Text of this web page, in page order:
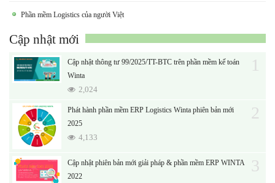
Phần mềm Logistics của người Việt
Cập nhật mới
Cập nhật thông tư 99/2025/TT-BTC trên phần mềm kế toán
Winta
2,024
1
Phát hành phần mềm ERP Logistics Winta phiên bản mới
2025
4,133
2
Cập nhật phiên bản mới giải pháp & phần mềm ERP WINTA
2022
3